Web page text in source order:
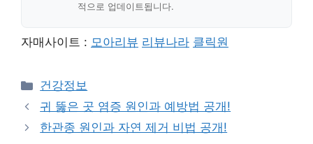
적으로 업데이트됩니다.
자매사이트 : 모아리뷰 리뷰나라 클릭원
Categories
건강정보
귀 뚫은 곳 염증 원인과 예방법 공개!
한관종 원인과 자연 제거 비법 공개!